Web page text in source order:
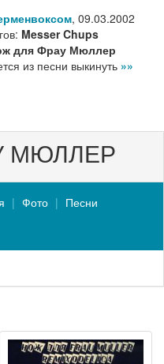
, 09.03.2002
Messer Chups
для Фрау Мюллер
из песни выкинуть »»
МЮЛЛЕР
Фото
Песни